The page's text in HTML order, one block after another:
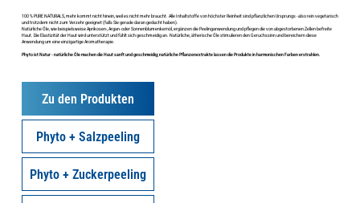
100 % PURE NATURALS, mehr kommt nicht hinein, weil es nicht mehr braucht. Alle Inhaltstoffe von höchster Reinheit sind pflanzlichen Ursprungs - also rein vegetarisch
und trotzdem nicht zum Verzehr geeignet (falls Sie gerade daran gedacht haben).
Natürliche Öle, wie beispielsweise Aprikosen-, Argan- oder Sonnenblumenkernöl, ergänzen die Peelinganwendung und pflegen die von abgestorbenen Zellen befreite
Haut. Die Elastizität der Haut wird unterstützt und fühlt sich geschmeidig an. Natürliche, ätherische Öle stimulieren den Geruchssinn und bereichern diese
Anwendung um eine einzigartige Aromatherapie.
Phyto ist Natur - natürliche Öle machen die Haut sanft und geschmeidig; natürliche Pflanzenextrakte lassen die Produkte in harmonischen Farben erstrahlen.
Zu den Produkten
Phyto + Salzpeeling
Phyto + Zuckerpeeling